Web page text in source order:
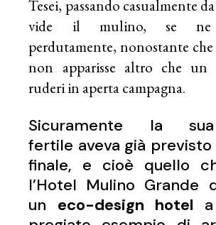
Tesei, passando casualmente
vide il mulino, se ne
perdutamente, nonostante
non apparisse altro che un
ruderi in aperta campagna.
Sicuramente la
fertile aveva già
finale, e cioè quello
l’Hotel Mulino Grande
un eco-design hotel